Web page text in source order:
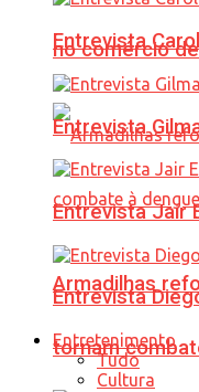
no comércio
Armadilhas
tornam
Entrevista
Entrevista
Entrevista Jair
Entrevista
Entretenimento
Tudo
Cultura